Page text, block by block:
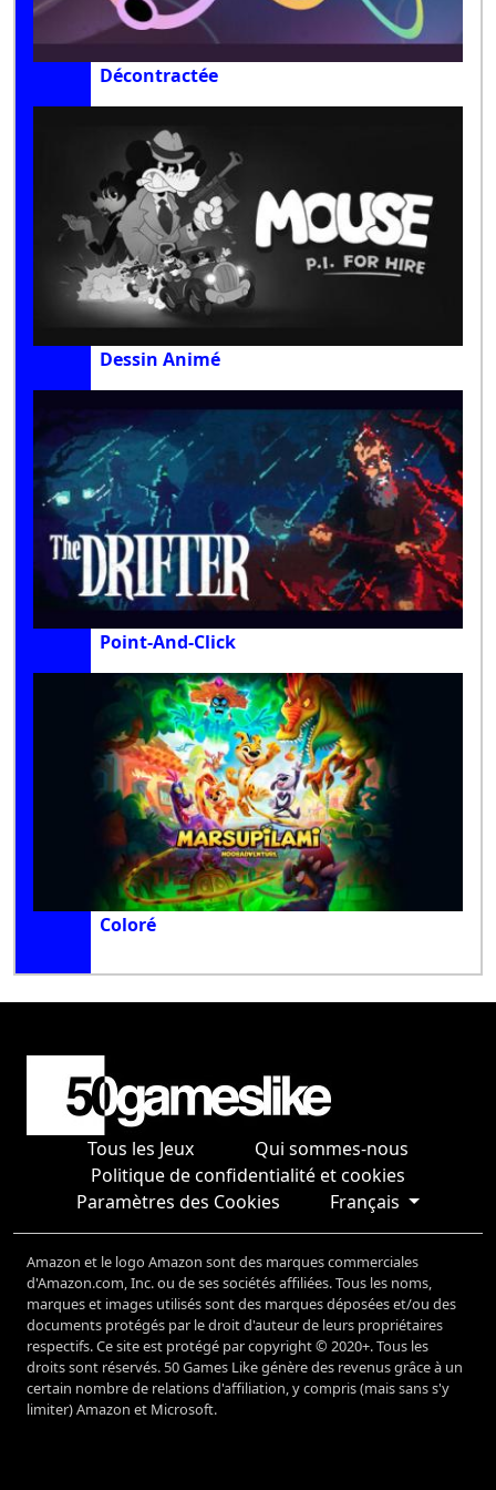
Décontractée
Dessin Animé
Point-And-Click
Coloré
Tous les Jeux
Qui sommes-nous
Politique de confidentialité et cookies
Paramètres des Cookies
Français
Amazon et le logo Amazon sont des marques commerciales
d'Amazon.com, Inc. ou de ses sociétés affiliées. Tous les noms,
marques et images utilisés sont des marques déposées et/ou des
documents protégés par le droit d'auteur de leurs propriétaires
respectifs. Ce site est protégé par copyright © 2020+. Tous les
droits sont réservés. 50 Games Like génère des revenus grâce à un
certain nombre de relations d'affiliation, y compris (mais sans s'y
limiter) Amazon et Microsoft.